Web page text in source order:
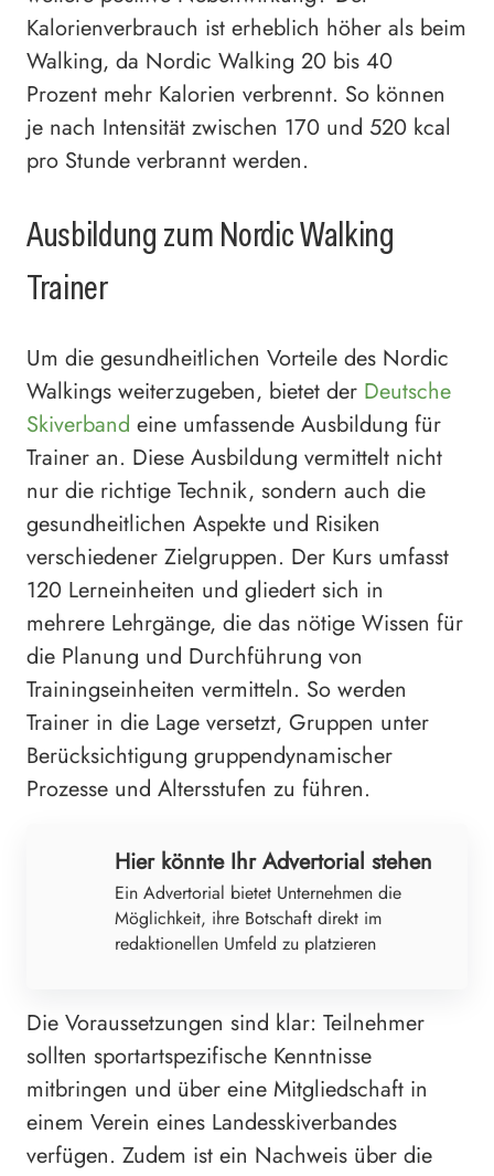
Kalorienverbrauch ist erheblich höher als beim
Walking, da Nordic Walking 20 bis 40
Prozent mehr Kalorien verbrennt. So können
je nach Intensität zwischen 170 und 520 kcal
pro Stunde verbrannt werden.
Ausbildung zum Nordic Walking
Trainer
Um die gesundheitlichen Vorteile des Nordic
Walkings weiterzugeben, bietet der Deutsche
Skiverband eine umfassende Ausbildung für
Trainer an. Diese Ausbildung vermittelt nicht
nur die richtige Technik, sondern auch die
gesundheitlichen Aspekte und Risiken
verschiedener Zielgruppen. Der Kurs umfasst
120 Lerneinheiten und gliedert sich in
mehrere Lehrgänge, die das nötige Wissen für
die Planung und Durchführung von
Trainingseinheiten vermitteln. So werden
Trainer in die Lage versetzt, Gruppen unter
Berücksichtigung gruppendynamischer
Prozesse und Altersstufen zu führen.
Hier könnte Ihr Advertorial stehen
Ein Advertorial bietet Unternehmen die
Möglichkeit, ihre Botschaft direkt im
redaktionellen Umfeld zu platzieren
Die Voraussetzungen sind klar: Teilnehmer
sollten sportartspezifische Kenntnisse
mitbringen und über eine Mitgliedschaft in
einem Verein eines Landesskiverbandes
verfügen. Zudem ist ein Nachweis über die